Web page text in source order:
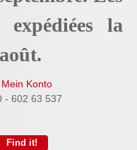
expédiées la
Mein Konto
- 602 63 537